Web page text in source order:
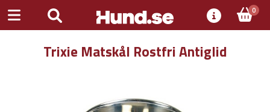
0
Trixie Matskål Rostfri Antiglid